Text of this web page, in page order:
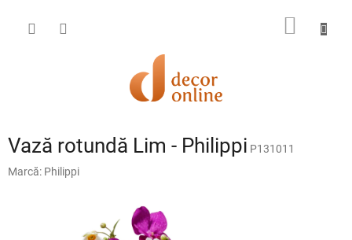
conținut
COŞ
Vază rotundă Lim - Philippi P131011
Marcă: Philippi